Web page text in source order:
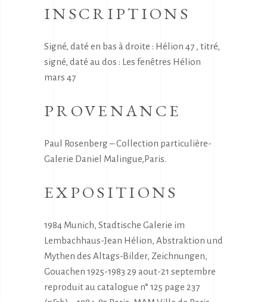
INSCRIPTIONS
Signé, daté en bas à droite : Hélion 47 , titré,
signé, daté au dos : Les fenêtres Hélion
mars 47
PROVENANCE
Paul Rosenberg – Collection particulière-
Galerie Daniel Malingue,Paris.
EXPOSITIONS
1984 Munich, Stadtische Galerie im
Lembachhaus-Jean Hélion, Abstraktion und
Mythen des Altags-Bilder, Zeichnungen,
Gouachen 1925-1983 29 aout-21 septembre
reproduit au catalogue n° 125 page 237